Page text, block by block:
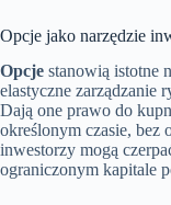
Opcje jako narzędzie
Opcje stanowią istotne
elastyczne zarządzanie
Dają one prawo do
określonym czasie, bez
inwestorzy mogą
ograniczonym kapitale